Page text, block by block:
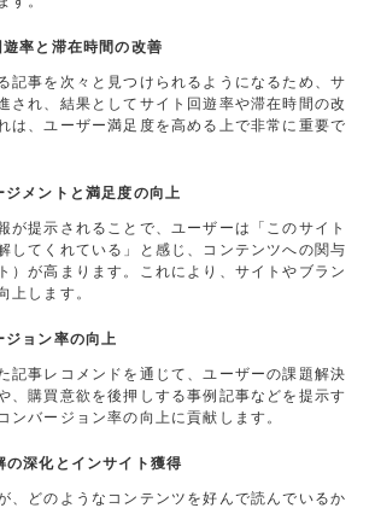
率と滞在時間の改善
記事を次々と見つけられるようになるため、サ
され、結果としてサイト回遊率や滞在時間の改
は、ユーザー満足度を高める上で非常に重要で
ジメントと満足度の向上
が提示されることで、ユーザーは「このサイト
してくれている」と感じ、コンテンツへの関与
）が高まります。これにより、サイトやブラン
上します。
ジョン率の向上
記事レコメンドを通じて、ユーザーの課題解決
、購買意欲を後押しする事例記事などを提示す
ンバージョン率の向上に貢献します。
の深化とインサイト獲得
、どのようなコンテンツを好んで読んでいるか